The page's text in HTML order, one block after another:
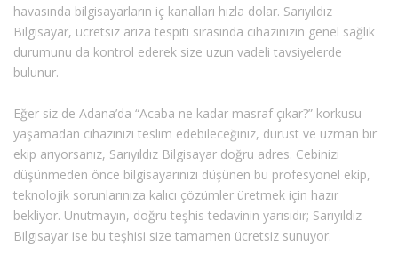
havasında bilgisayarların iç kanalları hızla dolar. Sarıyıldız
Bilgisayar, ücretsiz arıza tespiti sırasında cihazınızın genel sağlık
durumunu da kontrol ederek size uzun vadeli tavsiyelerde
bulunur.
Eğer siz de Adana’da “Acaba ne kadar masraf çıkar?” korkusu
yaşamadan cihazınızı teslim edebileceğiniz, dürüst ve uzman bir
ekip arıyorsanız, Sarıyıldız Bilgisayar doğru adres. Cebinizi
düşünmeden önce bilgisayarınızı düşünen bu profesyonel ekip,
teknolojik sorunlarınıza kalıcı çözümler üretmek için hazır
bekliyor. Unutmayın, doğru teşhis tedavinin yarısıdır; Sarıyıldız
Bilgisayar ise bu teşhisi size tamamen ücretsiz sunuyor.